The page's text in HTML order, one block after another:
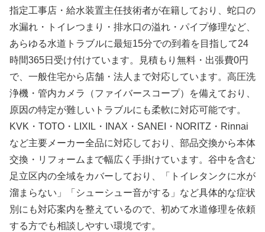
指定工事店・給水装置主任技術者が在籍しており、蛇口の
水漏れ・トイレつまり・排水口の溢れ・パイプ修理など、
あらゆる水道トラブルに最短15分での到着を目指して24
時間365日受け付けています。見積もり無料・出張費0円
で、一般住宅から店舗・法人まで対応しています。高圧洗
浄機・管内カメラ（ファイバースコープ）を備えており、
原因の特定が難しいトラブルにも柔軟に対応可能です。
KVK・TOTO・LIXIL・INAX・SANEI・NORITZ・Rinnai
など主要メーカー全品に対応しており、部品交換から本体
交換・リフォームまで幅広く手掛けています。谷中を含む
足立区内の全域をカバーしており、「トイレタンクに水が
溜まらない」「シューシュー音がする」など具体的な症状
別にも対応案内を整えているので、初めて水道修理を依頼
する方でも相談しやすい環境です。